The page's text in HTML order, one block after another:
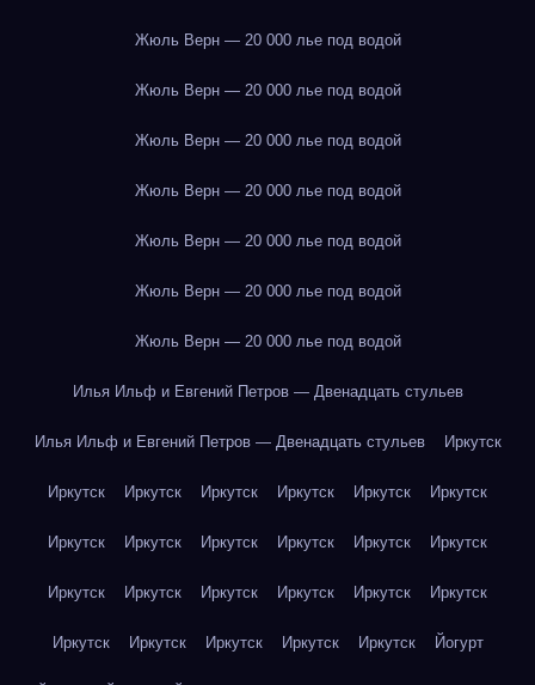
Жюль Верн — 20 000 лье под водой
Жюль Верн — 20 000 лье под водой
Жюль Верн — 20 000 лье под водой
Жюль Верн — 20 000 лье под водой
Жюль Верн — 20 000 лье под водой
Жюль Верн — 20 000 лье под водой
Жюль Верн — 20 000 лье под водой
Илья Ильф и Евгений Петров — Двенадцать стульев
Илья Ильф и Евгений Петров — Двенадцать стульев Иркутск
Иркутск Иркутск Иркутск Иркутск Иркутск Иркутск
Иркутск Иркутск Иркутск Иркутск Иркутск Иркутск
Иркутск Иркутск Иркутск Иркутск Иркутск Иркутск
Иркутск Иркутск Иркутск Иркутск Иркутск Йогурт